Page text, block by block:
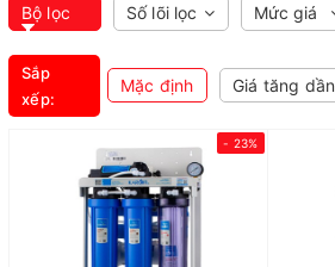
Bộ lọc Số lõi lọc Mức giá
Sắp
xếp:
Mặc định Giá tăng dần
- 23%